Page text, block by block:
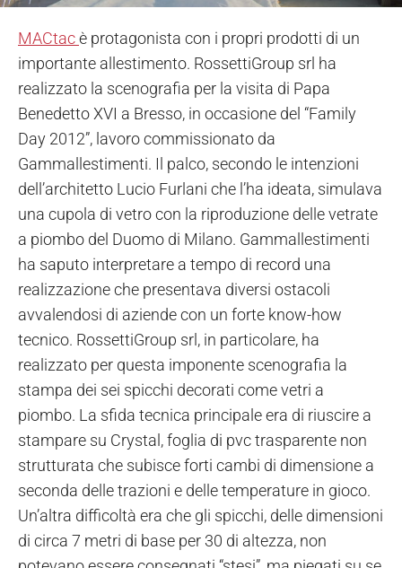
MACtacè protagonista con i propri prodotti di un
importante allestimento. RossettiGroup srl ha
realizzato la scenografia per la visita di Papa
Benedetto XVI a Bresso, in occasione del “Family
Day 2012”, lavoro commissionato da
Gammallestimenti. Il palco, secondo le intenzioni
dell’architetto Lucio Furlani che l’ha ideata, simulava
una cupola di vetro con la riproduzione delle vetrate
a piombo del Duomo di Milano. Gammallestimenti
ha saputo interpretare a tempo di record una
realizzazione che presentava diversi ostacoli
avvalendosi di aziende con un forte know-how
tecnico. RossettiGroup srl, in particolare, ha
realizzato per questa imponente scenografia la
stampa dei sei spicchi decorati come vetri a
piombo. La sfida tecnica principale era di riuscire a
stampare su Crystal, foglia di pvc trasparente non
strutturata che subisce forti cambi di dimensione a
seconda delle trazioni e delle temperature in gioco.
Un’altra difficoltà era che gli spicchi, delle dimensioni
di circa 7 metri di base per 30 di altezza, non